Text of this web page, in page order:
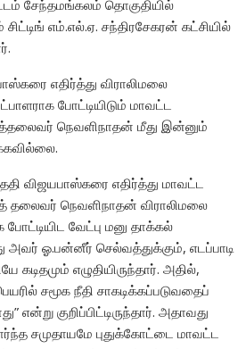
சேந்தமங்கலம் தொகுதியில்
சிட்டிங் எம்.எல்.ஏ. சந்திரசேகரன் கட்சியில்
எதிர்த்து விராலிமலை
போட்டியிடும் மாவட்ட
நெவளிநாதன் மீது இன்னும்
விஜயபாஸ்கரை எதிர்த்து மாவட்ட
நெவளிநாதன் விராலிமலை
வேட்பு மனு தாக்கல்
அவர் ஓ.பன்னீர் செல்வத்துக்கும், எடப்பாடி
கடிதமும் எழுதியிருந்தார். அதில்,
சமூக நீதி சாகடிக்கப்படுவதைப்
என்று குறிப்பிட்டிருந்தார். அதாவது
சமுதாயமே புதுக்கோட்டை மாவட்ட